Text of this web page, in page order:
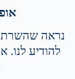
נראה שהשרת
להודיע לנו.